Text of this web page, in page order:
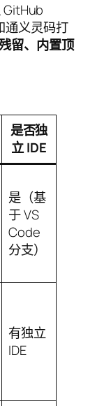
GitHub
通义灵码打
留、内置顶
是否独
立 IDE
是（基
于 VS
Code
分支）
有独立
IDE